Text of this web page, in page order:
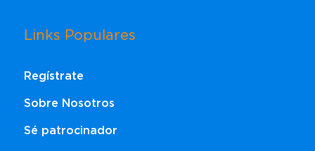
Links Populares
Regístrate
Sobre Nosotros
Sé patrocinador